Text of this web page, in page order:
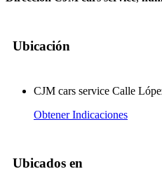
Ubicación
CJM cars service Calle
Obtener Indicaciones
Ubicados en